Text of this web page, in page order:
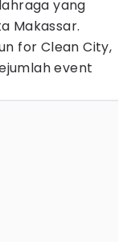
yang
Makassar.
for Clean City,
event